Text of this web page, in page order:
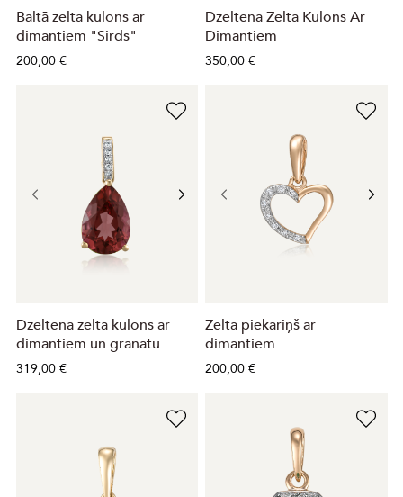
Baltā zelta kulons ar
dimantiem "Sirds"
200,00 €
Dzeltena Zelta Kulons Ar
Dimantiem
350,00 €
Dzeltena zelta kulons ar
dimantiem un granātu
319,00 €
Zelta piekariņš ar
dimantiem
200,00 €